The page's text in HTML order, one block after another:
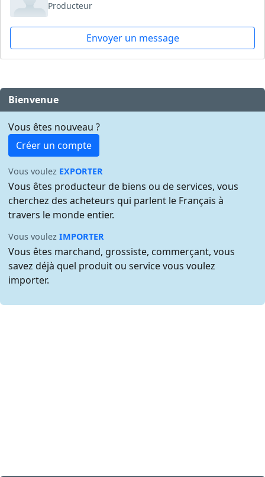
Producteur
Envoyer un message
Bienvenue
Vous êtes nouveau ?
Créer un compte
Vous voulez EXPORTER
Vous êtes producteur de biens ou de services, vous
cherchez des acheteurs qui parlent le Français à
travers le monde entier.
Vous voulezIMPORTER
Vous êtes marchand, grossiste, commerçant, vous
savez déjà quel produit ou service vous voulez
importer.